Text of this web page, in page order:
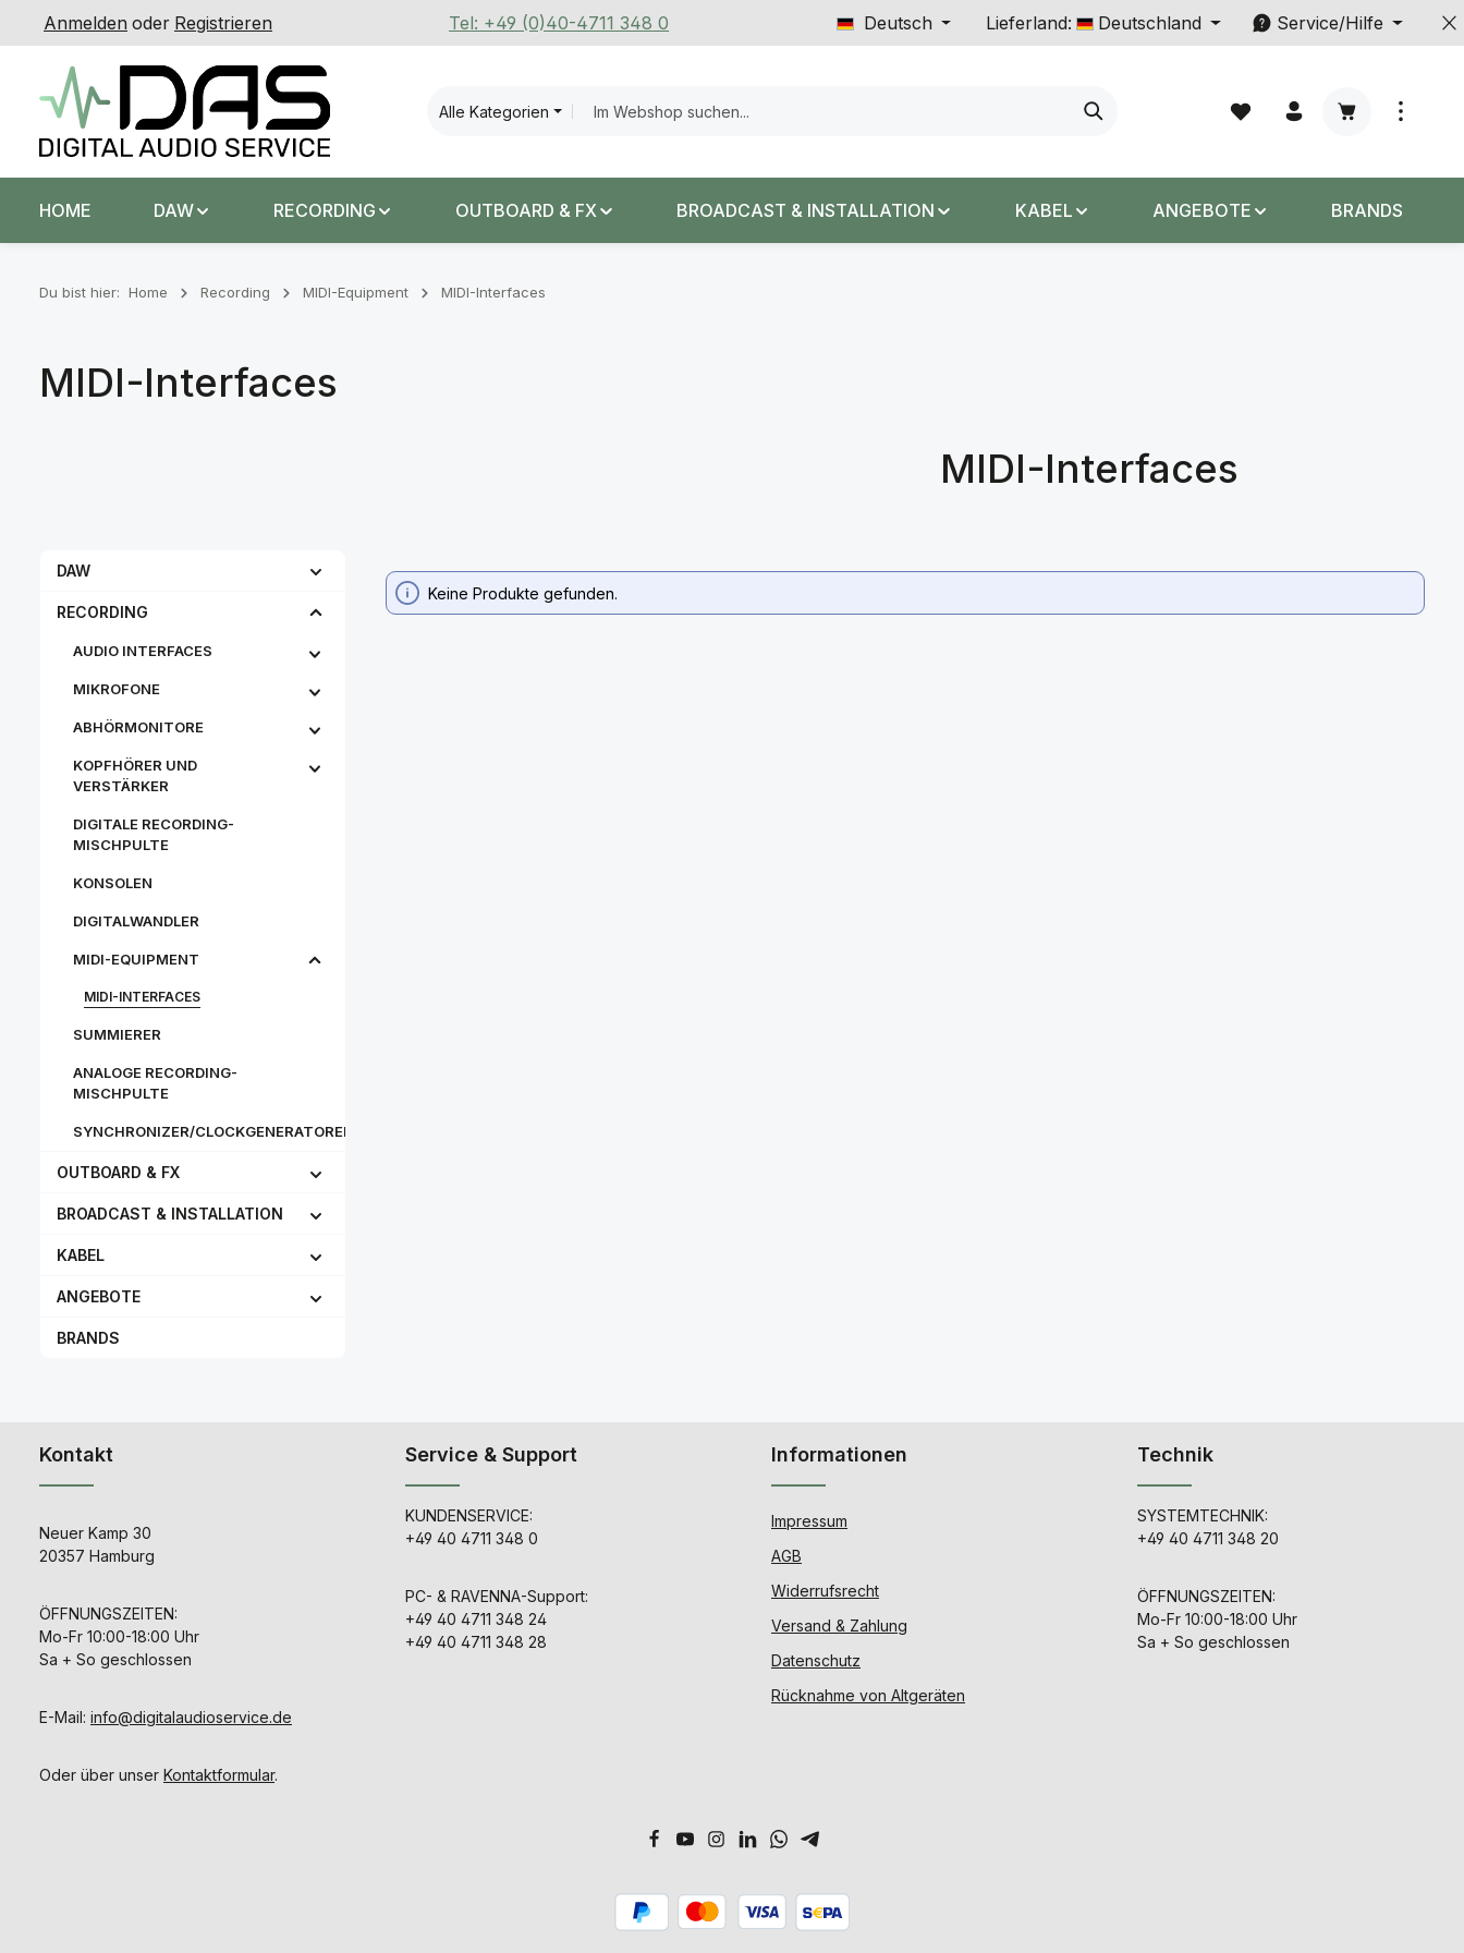
Hauptinhalt springen
Zur Suche springen
Zur Hauptnavigation springen
Anmelden oder Registrieren Tel: +49 (0)40-4711 348 0 Deutsch Lieferland: Deutschland Service/Hilfe
Alle Kategorien
Warenkorb
HOME DAW RECORDING OUTBOARD & FX BROADCAST & INSTALLATION KABEL ANGEBOTE BRANDS
Du bist hier: Home Recording MIDI-Equipment MIDI-Interfaces
MIDI-Interfaces
MIDI-Interfaces
DAW
RECORDING
AUDIO INTERFACES
MIKROFONE
ABHÖRMONITORE
KOPFHÖRER UND
VERSTÄRKER
DIGITALE RECORDING-
MISCHPULTE
KONSOLEN
DIGITALWANDLER
MIDI-EQUIPMENT
MIDI-INTERFACES
SUMMIERER
ANALOGE RECORDING-
MISCHPULTE
SYNCHRONIZER/CLOCKGENERATOREN
OUTBOARD & FX
BROADCAST & INSTALLATION
KABEL
ANGEBOTE
BRANDS
Keine Produkte gefunden.
Kontakt
Neuer Kamp 30
20357 Hamburg
ÖFFNUNGSZEITEN:
Mo-Fr 10:00-18:00 Uhr
Sa + So geschlossen
E-Mail: info@digitalaudioservice.de
Oder über unser Kontaktformular.
Service & Support
KUNDENSERVICE:
+49 40 4711 348 0
PC- & RAVENNA-Support:
+49 40 4711 348 24
+49 40 4711 348 28
Informationen
Impressum
AGB
Widerrufsrecht
Versand & Zahlung
Datenschutz
Rücknahme von Altgeräten
Technik
SYSTEMTECHNIK:
+49 40 4711 348 20
ÖFFNUNGSZEITEN:
Mo-Fr 10:00-18:00 Uhr
Sa + So geschlossen